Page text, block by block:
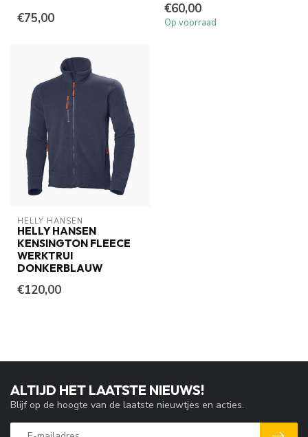
€75,00
€60,00
Op voorraad
HELLY HANSEN
HELLY HANSEN
KENSINGTON FLEECE
WERKTRUI
DONKERBLAUW
€120,00
ALTIJD HET LAATSTE NIEUWS!
Blijf op de hoogte van de laatste nieuwtjes en acties.